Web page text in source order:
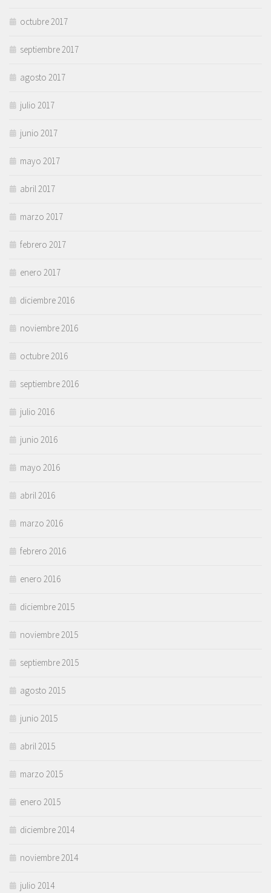
octubre 2017
septiembre 2017
agosto 2017
julio 2017
junio 2017
mayo 2017
abril 2017
marzo 2017
febrero 2017
enero 2017
diciembre 2016
noviembre 2016
octubre 2016
septiembre 2016
julio 2016
junio 2016
mayo 2016
abril 2016
marzo 2016
febrero 2016
enero 2016
diciembre 2015
noviembre 2015
septiembre 2015
agosto 2015
junio 2015
abril 2015
marzo 2015
enero 2015
diciembre 2014
noviembre 2014
julio 2014